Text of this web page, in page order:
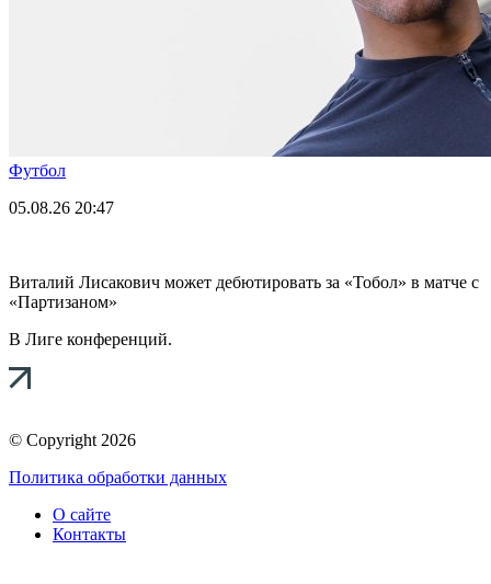
Футбол
05.08.26 20:47
Виталий Лисакович может дебютировать за «Тобол» в матче с
«Партизаном»
В Лиге конференций.
© Copyright 2026
Политика обработки данных
О сайте
Контакты